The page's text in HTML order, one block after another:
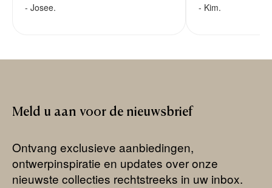
- Josee. - Kim.
Meld u aan voor de nieuwsbrief
Ontvang exclusieve aanbiedingen,
ontwerpinspiratie en updates over onze
nieuwste collecties rechtstreeks in uw inbox.